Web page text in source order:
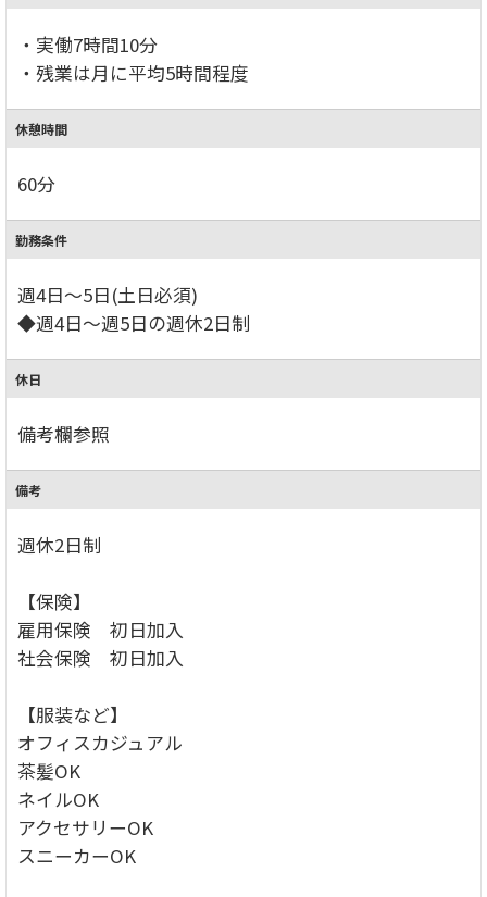
・実働7時間10分
・残業は月に平均5時間程度
休憩時間
60分
勤務条件
週4日～5日(土日必須)
◆週4日～週5日の週休2日制
休日
備考欄参照
備考
週休2日制
【保険】
雇用保険 初日加入
社会保険 初日加入
【服装など】
オフィスカジュアル
茶髪OK
ネイルOK
アクセサリーOK
スニーカーOK